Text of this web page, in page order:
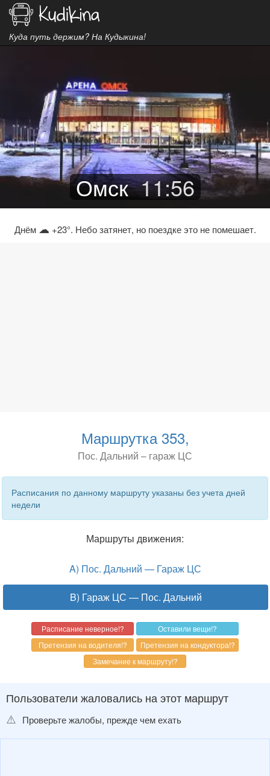
Куда путь держим? На Кудыкина!
Омск 11:56
Днём ☁ +23°. Небо затянет, но поездке это не помешает.
Маршрутка 353,
Пос. Дальний – гараж ЦС
Расписания по данному маршруту указаны без учета дней
недели
Маршруты движения:
A) Пос. Дальний — Гараж ЦС
B) Гараж ЦС — Пос. Дальний
Пользователи жаловались на этот маршрут
⚠️
Проверьте жалобы, прежде чем ехать